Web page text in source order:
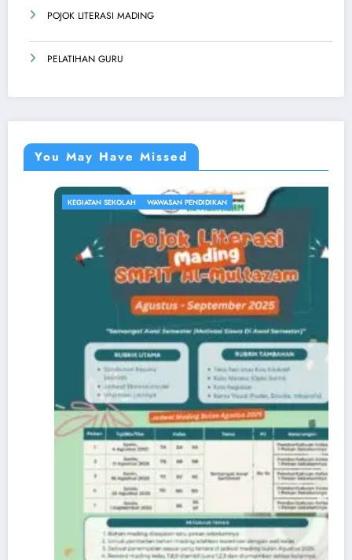
POJOK LITERASI MADING
PELATIHAN GURU
You May Have Missed
KEGIATAN SEKOLAH WAWASAN PENDIDIKAN